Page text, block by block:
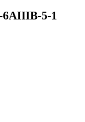
6АIIIВ-5-1